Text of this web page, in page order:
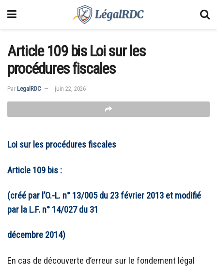
Article 109 bis Loi sur les
procédures fiscales
Par LegalRDC juin 22, 2026
Loi sur les procédures fiscales
Article 109 bis :
(créé par l’O.-L. n° 13/005 du 23 février 2013 et modifié
par la L.F. n° 14/027 du 31
décembre 2014)
En cas de découverte d’erreur sur le fondement légal